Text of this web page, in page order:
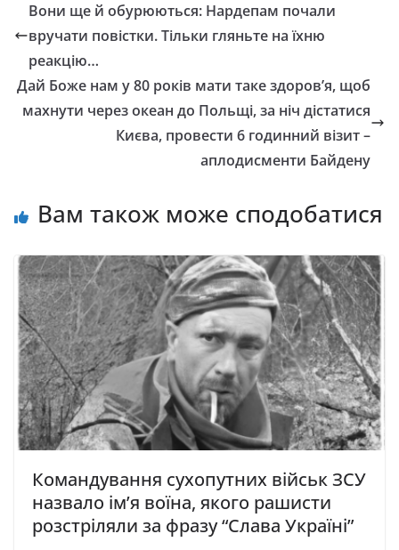
Вони ще й обурюються: Нардепам почали
вручати повістки. Тільки гляньте на їхню
реакцію…
Дай Боже нам у 80 років мати таке здоров’я, щоб
махнути через океан до Польщі, за ніч дістатися
Києва, провести 6 годинний візит –
аплодисменти Байдену
Вам також може сподобатися
Командування сухопутних військ ЗСУ
назвало ім’я воїна, якого рашисти
розстріляли за фразу “Слава Україні”